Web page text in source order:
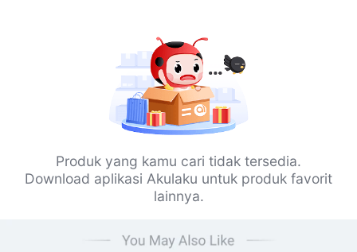
Produk yang kamu cari tidak tersedia.
Download aplikasi Akulaku untuk produk favorit
lainnya.